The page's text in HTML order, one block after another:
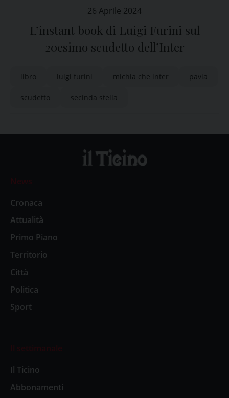
26 Aprile 2024
L’instant book di Luigi Furini sul
20esimo scudetto dell’Inter
libro luigi furini michia che inter pavia
scudetto secinda stella
News
Cronaca
Attualità
Primo Piano
Territorio
Città
Politica
Sport
Il settimanale
Il Ticino
Abbonamenti